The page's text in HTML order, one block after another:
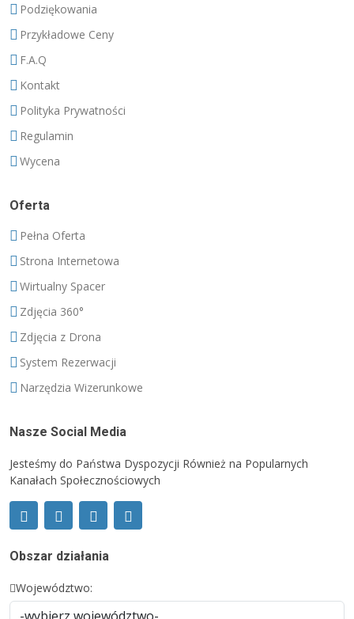
Podziękowania
Przykładowe Ceny
F.A.Q
Kontakt
Polityka Prywatności
Regulamin
Wycena
Oferta
Pełna Oferta
Strona Internetowa
Wirtualny Spacer
Zdjęcia 360°
Zdjęcia z Drona
System Rezerwacji
Narzędzia Wizerunkowe
Nasze Social Media
Jesteśmy do Państwa Dyspozycji Również na Popularnych
Kanałach Społecznościowych
Obszar działania
Województwo: